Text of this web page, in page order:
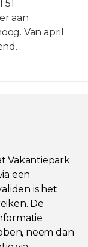
aan
Van april
Vakantiepark
een
is het
De
neem dan